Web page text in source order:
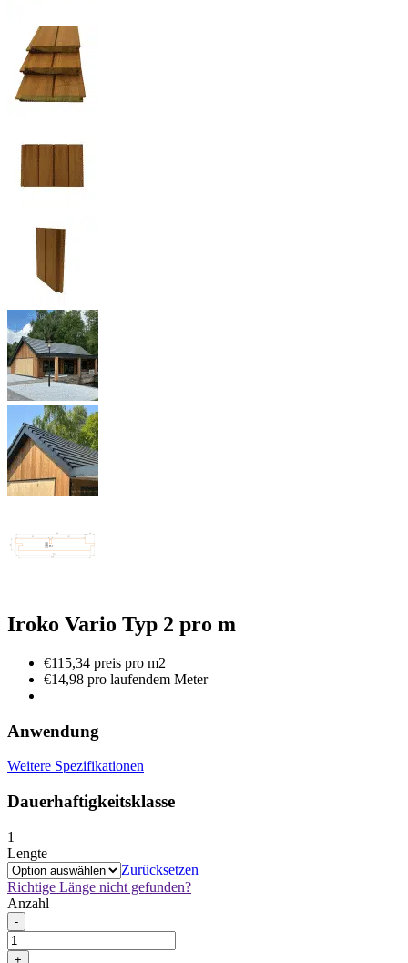
Iroko Vario Typ 2 pro m
€115,34 preis pro m2
€14,98 pro laufendem Meter
Anwendung
Weitere Spezifikationen
Dauerhaftigkeitsklasse
1
Lengte
Zurücksetzen
Richtige Länge nicht gefunden?
Anzahl
Iroko
Vario
Typ
-
+